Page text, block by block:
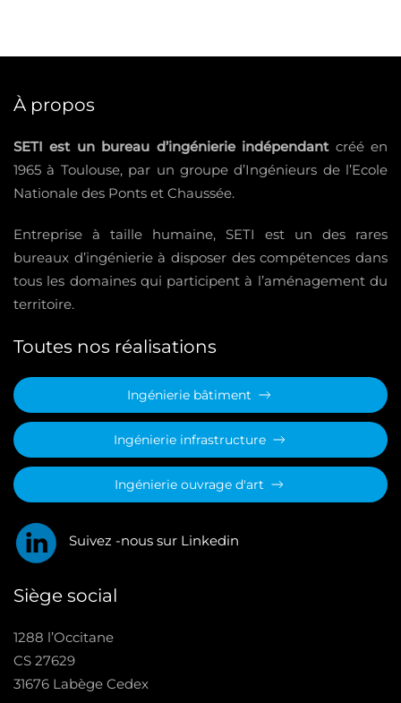
À propos
SETI est un bureau d’ingénierie indépendantcréé en
1965 à Toulouse, par un groupe d’Ingénieurs de l’Ecole
Nationale des Ponts et Chaussée.
Entreprise à taille humaine, SETI est un des rares
bureaux d’ingénierie à disposer des compétences dans
tous les domaines qui participent à l’aménagement du
territoire.
Toutes nos réalisations
Ingénierie bâtiment
Ingénierie infrastructure
Ingénierie ouvrage d'art
Suivez -nous sur Linkedin
Siège social
1288 l’Occitane
CS 27629
31676 Labège Cedex